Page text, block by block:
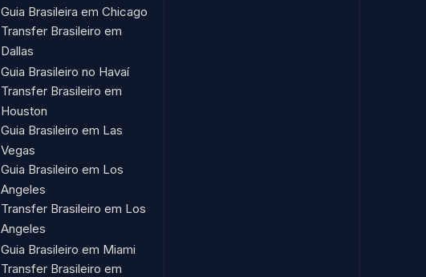
Guia Brasileira em Chicago
Transfer Brasileiro em
Dallas
Guia Brasileiro no Havaí​
Transfer Brasileiro em
Houston
Guia Brasileiro em Las
Vegas
Guia Brasileiro em Los
Angeles
Transfer Brasileiro em Los
Angeles
Guia Brasileiro em Miami
Transfer Brasileiro em